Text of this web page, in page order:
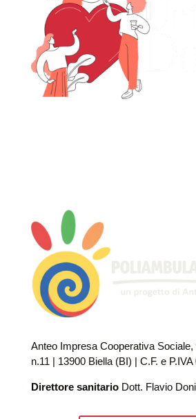
Anteo Impresa Cooperativa Sociale,
n.11 | 13900 Biella (BI) | C.F. e
Direttore sanitario Dott. Flavio Doni